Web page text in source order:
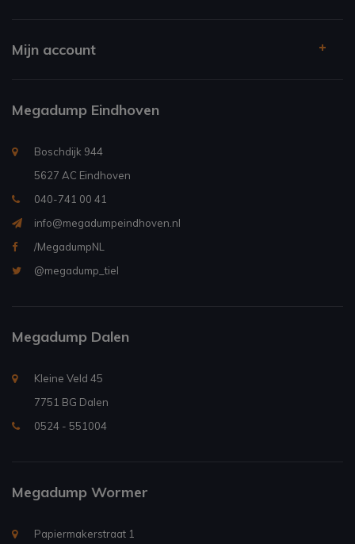
Mijn account
Megadump Eindhoven
Boschdijk 944
5627 AC Eindhoven
040-741 00 41
info@megadumpeindhoven.nl
/MegadumpNL
@megadump_tiel
Megadump Dalen
Kleine Veld 45
7751 BG Dalen
0524 - 551004
Megadump Wormer
Papiermakerstraat 1